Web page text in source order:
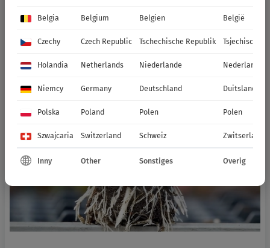
Belgia Belgium Belgien België
Czechy Czech Republic Tschechische Republik Tsjechische
Holandia Netherlands Niederlande Nederland
Niemcy Germany Deutschland Duitsland
Polska Poland Polen Polen
Szwajcaria Switzerland Schweiz Zwitserland
Inny Other Sonstiges Overig